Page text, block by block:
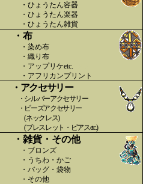
・ひょうたん容器
・ひょうたん楽器
・ひょうたん雑貨
・布
・染め布
・織り布
・アップリケetc.
・アフリカンプリント
・アクセサリー
・シルバーアクセサリー
・ビーズアクセサリー
(ネックレス)
(ブレスレット・ピアスetc.)
・雑貨・その他
・ブロンズ
・うちわ・かご
・バッグ・袋物
・その他